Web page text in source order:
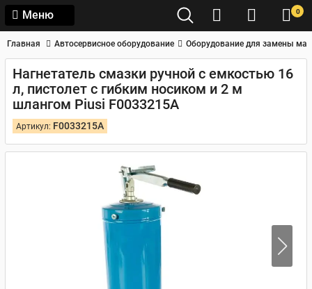
Меню 0
Главная Автосервисное оборудование Оборудование для замены
Нагнетатель смазки ручной с емкостью 16
л, пистолет с гибким носиком и 2 м
шлангом Piusi F0033215A
Артикул: F0033215A